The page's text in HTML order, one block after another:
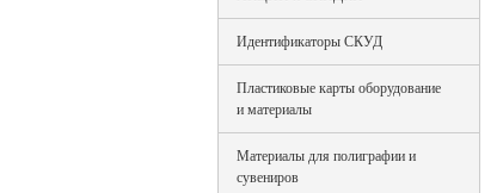
Идентификаторы СКУД
Пластиковые карты оборудование
и материалы
Материалы для полиграфии и
сувениров